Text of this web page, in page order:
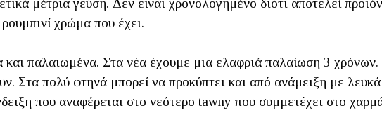
μέτρια γεύση. Δεν είναι χρονολογημένο διότι αποτελεί
χρώμα που έχει.
και παλαιωμένα. Στα νέα έχουμε μια ελαφριά παλαίωση 3
Στα πολύ φτηνά μπορεί να προκύπτει και από ανάμειξη με
που αναφέρεται στο νεότερο tawny που συμμετέχει στο